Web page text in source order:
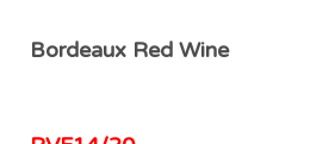
Bordeaux Red Wine